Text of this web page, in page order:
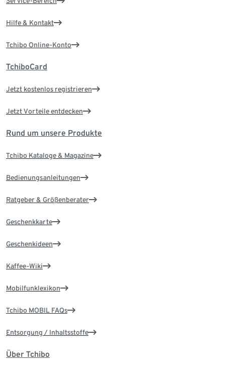
Hilfe & Kontakt
Tchibo Online-Konto
TchiboCard
Jetzt kostenlos registrieren
Jetzt Vorteile entdecken
Rund um unsere Produkte
Tchibo Kataloge & Magazine
Bedienungsanleitungen
Ratgeber & Größenberater
Geschenkkarte
Geschenkideen
Kaffee-Wiki
Mobilfunklexikon
Tchibo MOBIL FAQs
Entsorgung / Inhaltsstoffe
Über Tchibo